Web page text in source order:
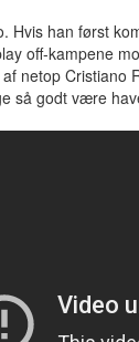
Hvis han først
off-kampene
netop Cristiano
så godt være